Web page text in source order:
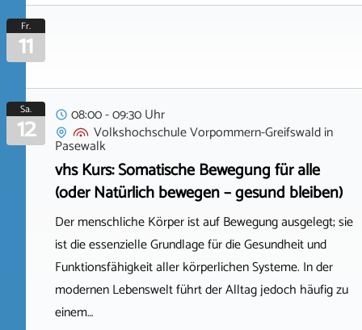
Fr.
11
Sa.
12
08:00 - 09:30 Uhr
Volkshochschule Vorpommern-Greifswaldin
Pasewalk
vhs Kurs: Somatische Bewegung für alle
(oder Natürlich bewegen – gesund bleiben)
Der menschliche Körper ist auf Bewegung ausgelegt; sie
ist die essenzielle Grundlage für die Gesundheit und
Funktionsfähigkeit aller körperlichen Systeme. In der
modernen Lebenswelt führt der Alltag jedoch häufig zu
einem…